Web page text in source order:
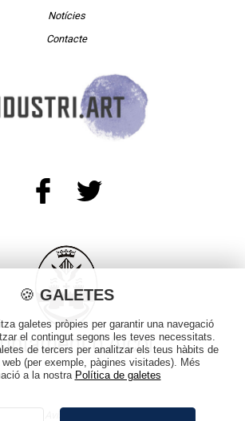
Notícies
Contacte
🍪 GALETES
galetes pròpies per garantir una navegació
el contingut segons les teves necessitats.
de tercers per analitzar els teus hàbits de
(per exemple, pàgines visitades). Més
a la nostra Política de galetes